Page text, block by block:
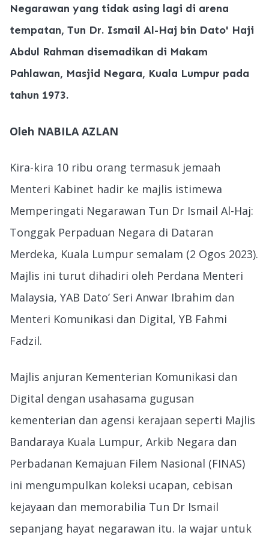
Negarawan yang tidak asing lagi di arena
tempatan, Tun Dr. Ismail Al-Haj bin Dato' Haji
Abdul Rahman disemadikan di Makam
Pahlawan, Masjid Negara, Kuala Lumpur pada
tahun 1973.
Oleh NABILA AZLAN
Kira-kira 10 ribu orang termasuk jemaah
Menteri Kabinet hadir ke majlis istimewa
Memperingati Negarawan Tun Dr Ismail Al-Haj:
Tonggak Perpaduan Negara di Dataran
Merdeka, Kuala Lumpur semalam (2 Ogos 2023).
Majlis ini turut dihadiri oleh Perdana Menteri
Malaysia, YAB Dato’ Seri Anwar Ibrahim dan
Menteri Komunikasi dan Digital, YB Fahmi
Fadzil.
Majlis anjuran Kementerian Komunikasi dan
Digital dengan usahasama gugusan
kementerian dan agensi kerajaan seperti Majlis
Bandaraya Kuala Lumpur, Arkib Negara dan
Perbadanan Kemajuan Filem Nasional (FINAS)
ini mengumpulkan koleksi ucapan, cebisan
kejayaan dan memorabilia Tun Dr Ismail
sepanjang hayat negarawan itu. Ia wajar untuk